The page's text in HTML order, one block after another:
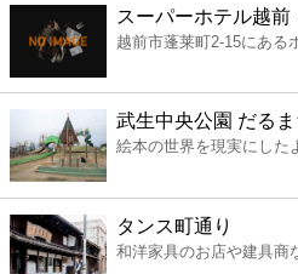
書店
ファミレス
ファーストフード
カフェ
スーパーホテル越前
越前市蓬莱町2-15にある
武生中央公園 だる
絵本の世界を現実にした
タンス町通り
和洋家具のお店や建具商